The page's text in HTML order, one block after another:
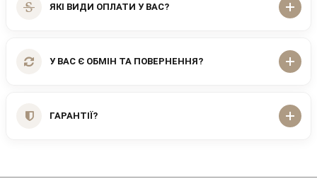
ЯКІ ВИДИ ОПЛАТИ У ВАС?
У ВАС Є ОБМІН ТА ПОВЕРНЕННЯ?
ГАРАНТІЇ?